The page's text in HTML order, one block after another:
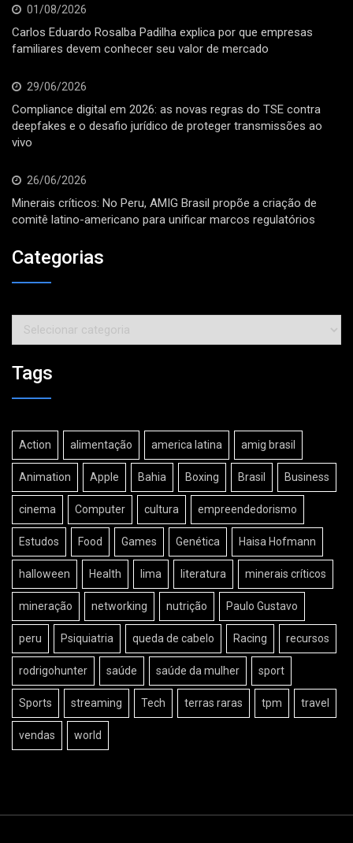
01/08/2026
Carlos Eduardo Rosalba Padilha explica por que empresas
familiares devem conhecer seu valor de mercado
29/06/2026
Compliance digital em 2026: as novas regras do TSE contra
deepfakes e o desafio jurídico de proteger transmissões ao
vivo
26/06/2026
Minerais críticos: No Peru, AMIG Brasil propõe a criação de
comitê latino-americano para unificar marcos regulatórios
Categorias
Categorias
Tags
Action alimentação america latina amig brasil
Animation Apple Bahia Boxing Brasil Business
cinema Computer cultura empreendedorismo
Estudos Food Games Genética Haisa Hofmann
halloween Health lima literatura minerais críticos
mineração networking nutrição Paulo Gustavo
peru Psiquiatria queda de cabelo Racing recursos
rodrigohunter saúde saúde da mulher sport
Sports streaming Tech terras raras tpm travel
vendas world